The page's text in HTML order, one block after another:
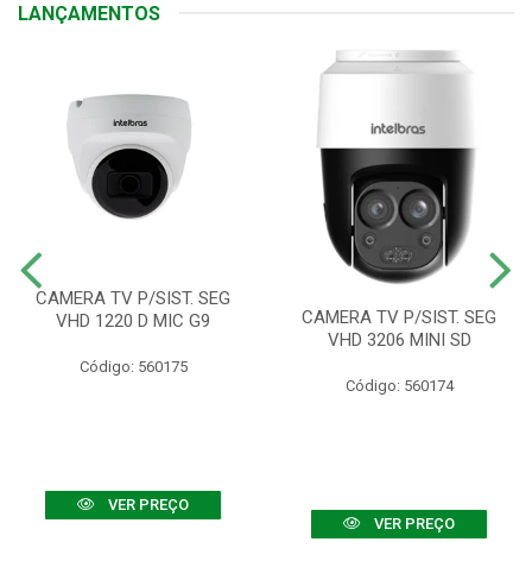
LANÇAMENTOS
CAMERA TV P/SIST. SEG
VHD 1220 D MIC G9
Código: 560175
VER PREÇO
CAMERA TV P/SIST. SEG
VHD 3206 MINI SD
Código: 560174
VER PREÇO